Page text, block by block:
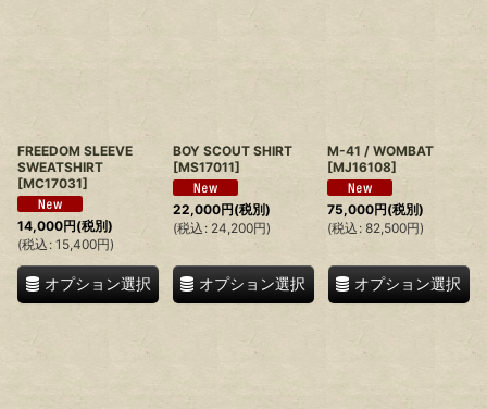
FREEDOM SLEEVE
SWEATSHIRT
[MC17031]
14,000円(税別)
(税込 : 15,400円)
オプション選択
BOY SCOUT SHIRT
[MS17011]
22,000円(税別)
(税込 : 24,200円)
オプション選択
M-41 / WOMBAT
[MJ16108]
75,000円(税別)
(税込 : 82,500円)
オプション選択